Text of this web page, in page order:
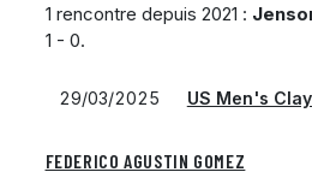
1 rencontre depuis 2021 :
1 - 0.
29/03/2025 US Men's
FEDERICO AGUSTIN GOMEZ